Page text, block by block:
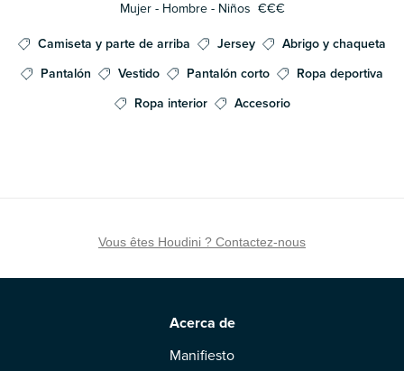
Mujer - Hombre - Niños €€€
Camiseta y parte de arriba Jersey
Abrigo y chaqueta
Pantalón
Vestido Pantalón corto
Ropa deportiva
Ropa interior
Accesorio
Vous êtes Houdini ? Contactez-nous
Acerca de
Manifiesto